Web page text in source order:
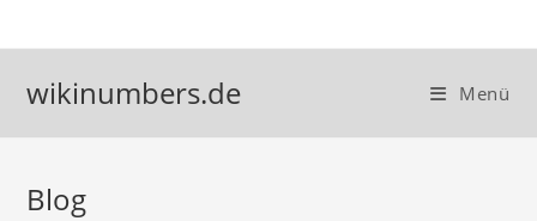
Inhalt
wikinumbers.de Menü
Blog